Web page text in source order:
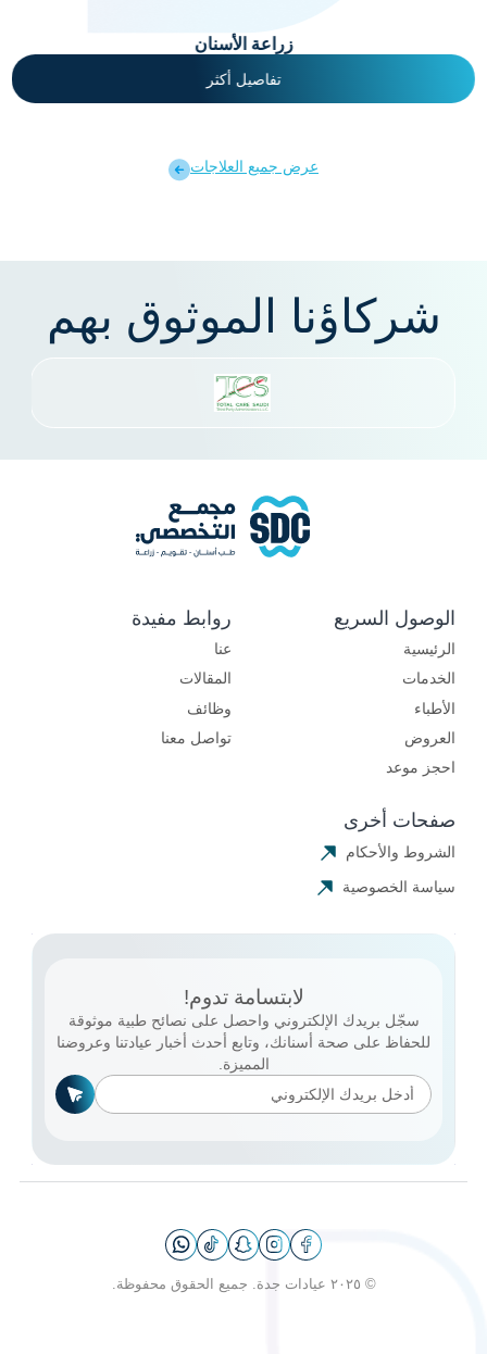
عرض جمبع العلاجات
زراعة الأسنان
تفاصيل أكثر
شركاؤنا الموثوق بهم
الوصول السريع
الرئيسية
الخدمات
الأطباء
العروض
احجز موعد
روابط مفيدة
عنا
المقالات
وظائف
تواصل معنا
صفحات أخرى
الشروط والأحكام
سياسة الخصوصية
لابتسامة تدوم!
سجّل بريدك الإلكتروني واحصل على نصائح طبية موثوقة
للحفاظ على صحة أسنانك، وتابع أحدث أخبار عيادتنا وعروضنا
المميزة.
© ٢٠٢٥ عيادات جدة. جميع الحقوق محفوظة.